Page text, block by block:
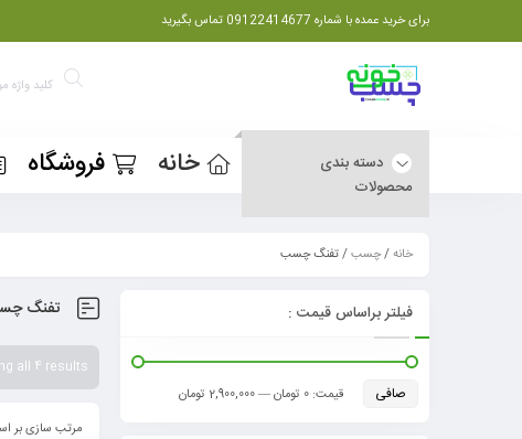
برای خرید عمده با شماره 09122414677 تماس بگیرید
دسته بندی
محصولات
خانه فروشگاه
خانه/چسب/ تفنگ چسب
تفنگ
all 4 results
مرتب سازی بر
فیلتر براساس قیمت :
صافی قيمت: 0 تومان —2,900,000 تومان